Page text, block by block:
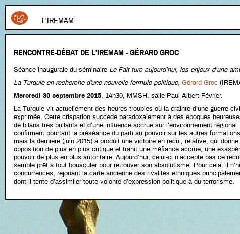
L'IREMAM
RENCONTRE-DÉBAT DE L'IREMAM - GÉRARD GROC
Séance inaugurale du séminaire Le Fait turc aujourd’hui, les enjeux d’une
La Turquie en recherche d'une nouvelle formule politique, Gérard Groc
Mercredi 30 septembre 2015, 14h30, MMSH, salle Paul-Albert Février.
La Turquie vit actuellement des heures troubles où la crainte d’une guerre
exprimée. Cette crispation succède paradoxalement à des époques
de bilans très brillants et d’une influence accrue sur l’environnement
confirment pourtant la préséance du parti au pouvoir sur les autres
mais la dernière (juin 2015) a produit une victoire en recul, relative, qui
opposition de plus en plus critique et trahit une méfiance accrue, une
pouvoir de plus en plus autoritaire. Aujourd’hui, celui-ci n’accepte pas ce
semble prêt à tout bousculer pour retrouver son absolutisme. Pour cela, il
concurrences, rejouant la carte ancienne des rivalités ethniques
dont il tente d’assimiler toute volonté d’expression politique à du terrorisme.